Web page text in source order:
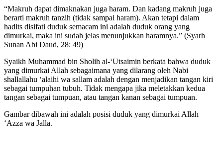
“Makruh dapat dimaknakan juga haram. Dan kadang makruh juga
berarti makruh tanzih (tidak sampai haram). Akan tetapi dalam
hadits disifati duduk semacam ini adalah duduk orang yang
dimurkai, maka ini sudah jelas menunjukkan haramnya.” (Syarh
Sunan Abi Daud, 28: 49)
Syaikh Muhammad bin Sholih al-‘Utsaimin berkata bahwa duduk
yang dimurkai Allah sebagaimana yang dilarang oleh Nabi
shallallahu ‘alaihi wa sallam adalah dengan menjadikan tangan kiri
sebagai tumpuhan tubuh. Tidak mengapa jika meletakkan kedua
tangan sebagai tumpuan, atau tangan kanan sebagai tumpuan.
Gambar dibawah ini adalah posisi duduk yang dimurkai Allah
‘Azza wa Jalla.